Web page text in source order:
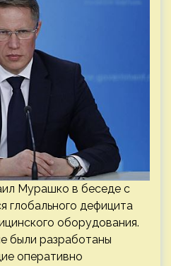
Мурашко в беседе с
глобального дефицита
оборудования.
были разработаны
оперативно